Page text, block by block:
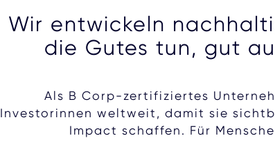
Wir entwickeln
die Gutes tun, gut
Als B Corp-zertifiziertes
Investorinnen weltweit, damit sie
Impact schaffen. Für